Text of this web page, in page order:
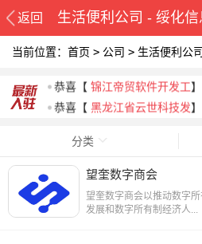
返回 生活便利公司 - 绥化
费发布
当前位置： 首页 > 公司 > 生活便利公司
恭喜 【 锦江帝贸软件开发工
恭喜 【 黑龙江省云世科技发
分类
望奎数字商会
望奎数字商会以推动数字
发展和数字所有制经济人...